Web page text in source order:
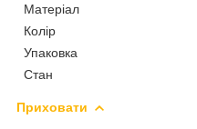
Матеріал
Колір
Упаковка
Стан
Приховати